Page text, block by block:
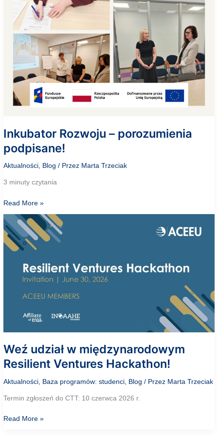
Inkubator Rozwoju – porozumienia
podpisane!
Aktualności, Blog / Przez Marta Trzeciak
3 minuty czytania
Inkubator
Rozwoju
–
porozumienia
podpisane!
Read More »
Weź udział w międzynarodowym
Resilient Ventures Hackathon!
Aktualności, Baza programów: studenci, Blog / Przez Marta Trzeciak
Termin zgłoszeń do CTT: 10 czerwca 2026 r.
Weź
Read More »